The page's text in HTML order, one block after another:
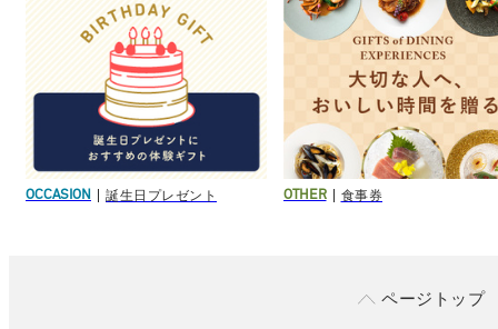
OCCASION 誕生日プレゼント OTHER 食事券
ページトップ